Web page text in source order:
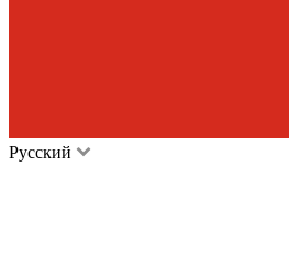
Русский